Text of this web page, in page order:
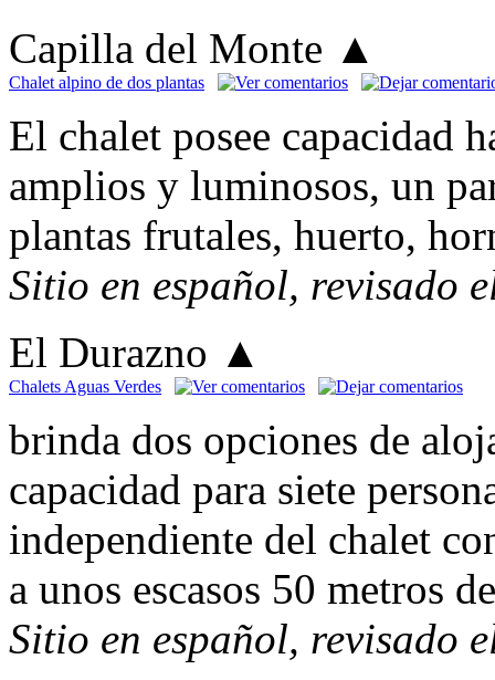
Capilla del Monte ▲
Chalet alpino de dos plantas
El chalet posee capacidad
amplios y luminosos, un
plantas frutales, huerto,
Sitio en español, revisado
El Durazno ▲
Chalets Aguas Verdes
brinda dos opciones de
capacidad para siete
independiente del chalet
a unos escasos 50 metros
Sitio en español, revisado